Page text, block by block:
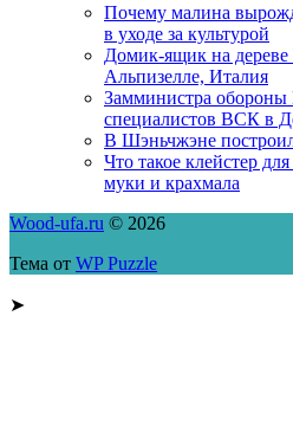
Почему малина
в уходе за культурой
Домик-ящик на
Альпизелле, Италия
Замминистра обороны
специалистов ВСК в
В Шэньчжэне
Что такое клейстер
муки и крахмала
Wood-ufa.ru © 2026
Тема от WP Puzzle
➤